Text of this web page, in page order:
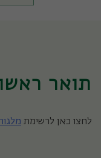
תואר
לחצו כאן לרשימת